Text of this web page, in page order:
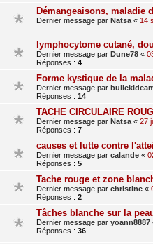
Démangeaisons, maladie
Dernier message par Natsa « 14
lymphocytome cutané,
Dernier message par Dune78 «
Réponses : 4
Forme kystique de la
Dernier message par
Réponses : 14
TACHE CIRCULAIRE
Dernier message par Natsa « 27
Réponses : 7
causes et lutte contre
Dernier message par calande «
Réponses : 5
Tache rouge et zone
Dernier message par christine «
Réponses : 2
Tâches blanche sur la
Dernier message par yoann8887
Réponses : 36